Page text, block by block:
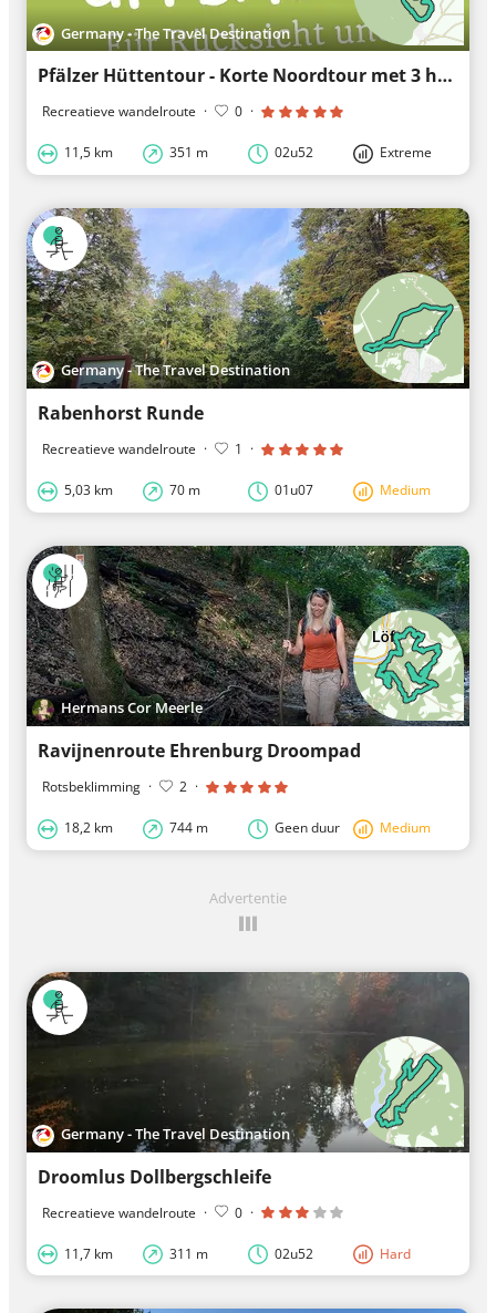
Germany - The Travel Destination
Pfälzer Hüttentour - Korte Noordtour met 3 hutten
Recreatieve wandelroute · 0 ·
11,5 km 351 m 02u52 Extreme
Germany - The Travel Destination
Rabenhorst Runde
Recreatieve wandelroute · 1 ·
5,03 km 70 m 01u07 Medium
Hermans Cor Meerle
Ravijnenroute Ehrenburg Droompad
Rotsbeklimming · 2 ·
18,2 km 744 m Geen duur Medium
Advertentie
Germany - The Travel Destination
Droomlus Dollbergschleife
Recreatieve wandelroute · 0 ·
11,7 km 311 m 02u52 Hard